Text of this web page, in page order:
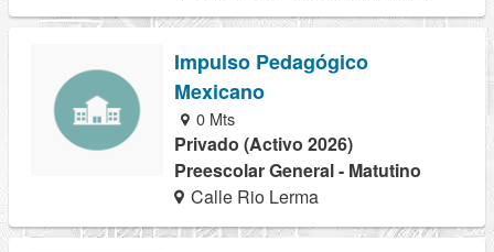
Impulso Pedagógico
Mexicano
0 Mts
Privado (Activo 2026)
Preescolar General - Matutino
Calle Rio Lerma